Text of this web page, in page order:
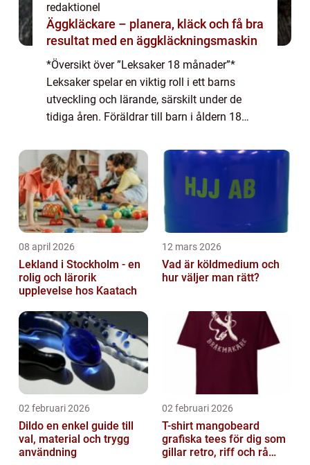
redaktionel
Äggkläckare – planera, kläck och få bra
resultat med en äggkläckningsmaskin
*Översikt över ”Leksaker 18 månader”*
Leksaker spelar en viktig roll i ett barns
utveckling och lärande, särskilt under de
tidiga åren. Föräldrar till barn i åldern 18
bara är underhållande utan o...
08 april 2026
Lekland i Stockholm - en
rolig och lärorik
upplevelse hos Kaatach
12 mars 2026
Vad är köldmedium och
hur väljer man rätt?
02 februari 2026
Dildo en enkel guide till
val, material och trygg
användning
02 februari 2026
T-shirt mangobeard
grafiska tees för dig som
gillar retro, riff och rå